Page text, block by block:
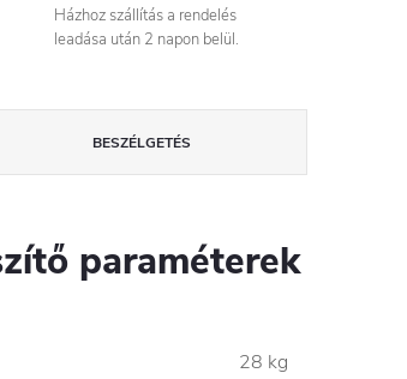
Házhoz szállítás a rendelés
leadása után 2 napon belül.
BESZÉLGETÉS
paraméterek
28 kg